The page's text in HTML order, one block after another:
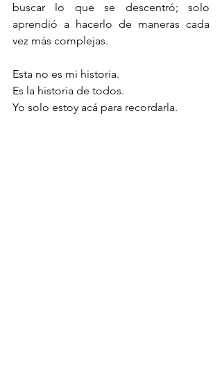
buscar lo que se descentró; solo
aprendió a hacerlo de maneras cada
vez más complejas.
Esta no es mi historia.
Es la historia de todos.
Yo solo estoy acá para recordarla.